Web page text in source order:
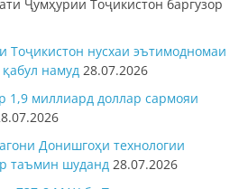
Ҷумҳурии Тоҷикистон баргузор
Тоҷикистон нусхаи эътимодномаи
намуд 28.07.2026
1,9 миллиард доллар сармояи
Донишгоҳи технологии
таъмин шуданд 28.07.2026